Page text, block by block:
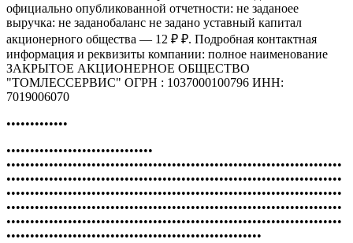
официально опубликованной отчетности: не заданоее
выручка: не заданобаланс не задано уставный капитал
акционерного общества — 12 ₽ ₽. Подробная контактная
информация и реквизиты компании: полное наименование
ЗАКРЫТОЕ АКЦИОНЕРНОЕ ОБЩЕСТВО
"ТОМЛЕССЕРВИС" ОГРН : 1037000100796 ИНН:
7019006070
•••••••••••••
•••••••••••••••••••••••••••••••
•••••••••••••••••••••••••••••••••••••••••••••••••••••••••••••••••••••••
•••••••••••••••••••••••••••••••••••••••••••••••••••••••••••••••••••••••
•••••••••••••••••••••••••••••••••••••••••••••••••••••••••••••••••••••••
•••••••••••••••••••••••••••••••••••••••••••••••••••••••••••••••••••••••
•••••••••••••••••••••••••••••••••••••••••••••••••••••••••••••••••••••••
••••••••••••••••••••••••••••••••••••••••••••••••••••••